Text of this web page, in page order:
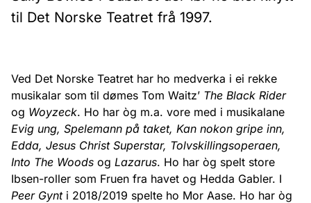
til Det Norske Teatret frå 1997.
Ved Det Norske Teatret har ho medverka i ei rekke
musikalar som til dømes Tom Waitz’ The Black Rider
og Woyzeck. Ho har òg m.a. vore med i musikalane
Evig ung, Spelemann på taket, Kan nokon gripe inn,
Edda, Jesus Christ Superstar, Tolvskillingsoperaen,
Into The Woods og Lazarus. Ho har òg spelt store
Ibsen-roller som Fruen fra havet og Hedda Gabler. I
Peer Gynti 2018/2019 spelte ho Mor Aase. Ho har òg